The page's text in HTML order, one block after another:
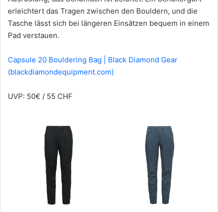
erleichtert das Tragen zwischen den Bouldern, und die
Tasche lässt sich bei längeren Einsätzen bequem in einem
Pad verstauen.
Capsule 20 Bouldering Bag | Black Diamond Gear
(blackdiamondequipment.com)
UVP: 50€ / 55 CHF